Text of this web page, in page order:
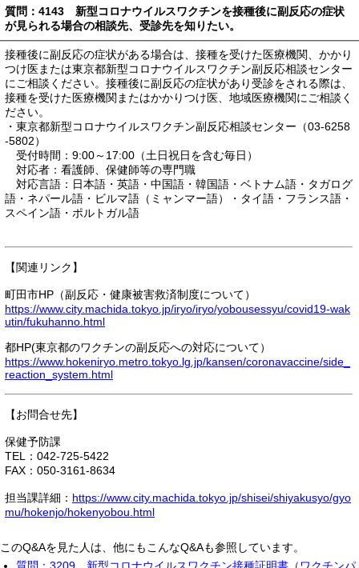
質問：4143 新型コロナウイルスワクチンを接種後に副反応の症状
が見られる場合の相談先、受診先を知りたい。
接種後に副反応の症状がある場合は、接種を受けた医療機関、かかり
つけ医または東京都新型コロナウイルスワクチン副反応相談センター
にご相談ください。接種後に副反応の症状があり受診をされる際は、
接種を受けた医療機関またはかかりつけ医、地域医療機関にご相談く
ださい。
・東京都新型コロナウイルスワクチン副反応相談センター（03-6258
-5802）
受付時間：9:00～17:00（土日祝日を含む毎日）
対応者：看護師、保健師等の専門職
対応言語：日本語・英語・中国語・韓国語・ベトナム語・タガログ
語・ネパール語・ビルマ語（ミャンマー語）・タイ語・フランス語・
スペイン語・ポルトガル語
【関連リンク】
町田市HP（副反応・健康被害救済制度について）
https://www.city.machida.tokyo.jp/iryo/iryo/yobousessyu/covid19-wak
utin/fukuhanno.html
都HP(東京都のワクチンの副反応への対応について）
https://www.hokeniryo.metro.tokyo.lg.jp/kansen/coronavaccine/side_
reaction_system.html
【お問合せ先】
保健予防課
TEL：042-725-5422
FAX：050-3161-8634
担当課詳細： https://www.city.machida.tokyo.jp/shisei/shiyakusyo/gyo
mu/hokenjo/hokenyobou.html
このQ&Aを見た人は、他にもこんなQ&Aも参照しています。